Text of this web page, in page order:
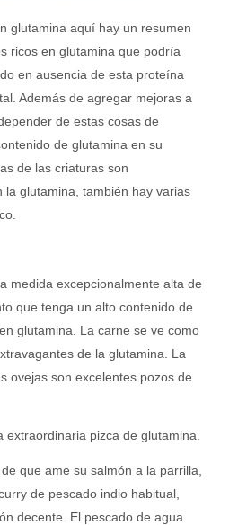
glutamina aquí hay un resumen
ricos en glutamina que podría
en ausencia de esta proteína
Además de agregar mejoras a
de estas cosas de
de glutamina en su
de las criaturas son
la glutamina, también hay varias
medida excepcionalmente alta de
que tenga un alto contenido de
glutamina. La carne se ve como
de la glutamina. La
ovejas son excelentes pozos de
extraordinaria pizca de glutamina.
que ame su salmón a la parrilla,
de pescado indio habitual,
decente. El pescado de agua